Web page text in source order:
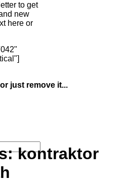
to get
new
here or
just remove it...
kontraktor